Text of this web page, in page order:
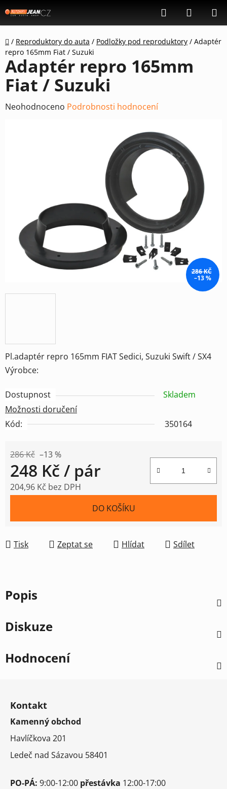
na
obsah
Hledat
KOŠÍK
Domů
/ Reproduktory do auta / Podložky pod reproduktory / Adaptér
repro 165mm Fiat / Suzuki
Pl.adaptér repro 165mm FIAT Sedici, Suzuki Swift / SX4
Výrobce:
Dostupnost
Skladem
Možnosti doručení
Kód:
350164
286 Kč –13 %
248 Kč / pár
204,96 Kč bez DPH
DO KOŠÍKU
Tisk Zeptat se Hlídat Sdílet
Adaptér repro 165mm
Fiat / Suzuki
Průměrné
Neohodnoceno Podrobnosti hodnocení
286 KČ
–13 %
Popis
Diskuze
Hodnocení
Kontakt
Kamenný obchod
Havlíčkova 201
Ledeč nad Sázavou 58401
PO-PÁ: 9:00-12:00 přestávka 12:00-17:00